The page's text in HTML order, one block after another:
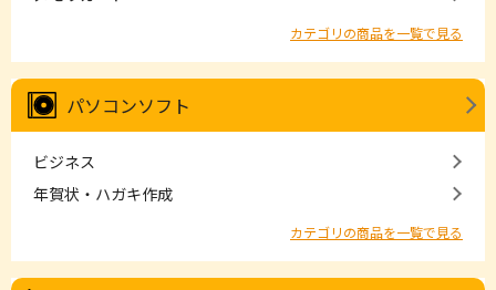
カテゴリの商品を一覧で見る
パソコンソフト
ビジネス
年賀状・ハガキ作成
カテゴリの商品を一覧で見る